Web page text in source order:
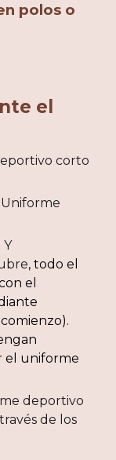
polos o
el
corto
Y
, todo el
el
el uniforme
deportivo
de los